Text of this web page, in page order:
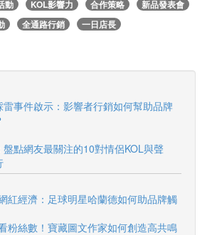
動 KOL影響力 合作策略
新品發表會
全通路行銷 一日店長
事件啟示：影響者行銷如何幫助品牌
點網友最關注的10對情侶KOL與聲
紅經濟：足球明星哈蘭德如何助品牌觸
粉絲數！寶藏圖文作家如何創造高共鳴